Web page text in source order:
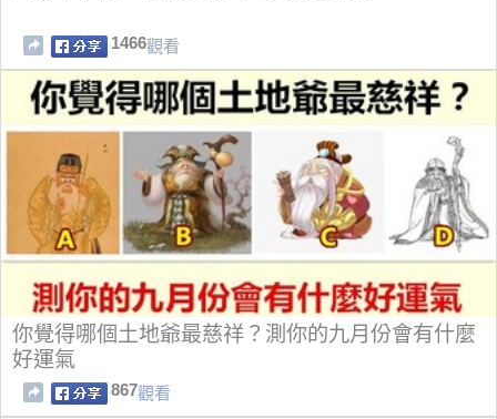
1466觀看
你覺得哪個土地爺最慈祥？測你的九月份會有什麼
好運氣
867觀看